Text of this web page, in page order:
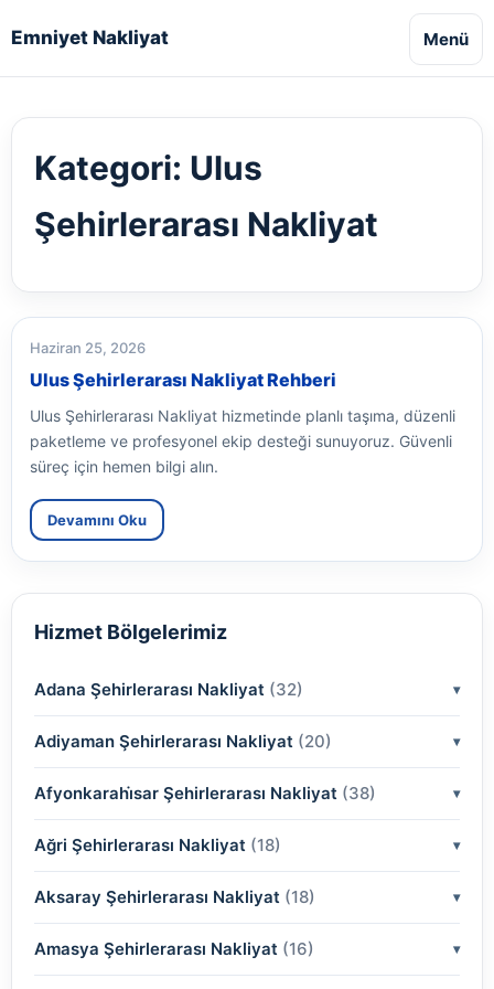
Emniyet Nakliyat Menü
Kategori: Ulus
Şehirlerarası Nakliyat
Haziran 25, 2026
Ulus Şehirlerarası Nakliyat Rehberi
Ulus Şehirlerarası Nakliyat hizmetinde planlı taşıma, düzenli
paketleme ve profesyonel ekip desteği sunuyoruz. Güvenli
süreç için hemen bilgi alın.
Devamını Oku
Hizmet Bölgelerimiz
Adana Şehirlerarası Nakliyat (32)
(2)
(2)
(2)
(2)
(2)
Adiyaman Şehirlerarası Nakliyat (20)
(2)
(2)
(2)
(2)
Afyonkarahi̇sar Şehirlerarası Nakliyat (38)
(2)
(2)
(2)
Ağri Şehirlerarası Nakliyat (18)
(2)
(2)
Aksaray Şehirlerarası Nakliyat (18)
(2)
Amasya Şehirlerarası Nakliyat (16)